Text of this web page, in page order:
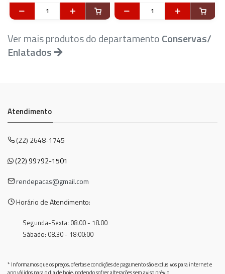
Ver mais produtos do departamentoConservas/
Enlatados
Atendimento
(22) 2648-1745
(22) 99792-1501
rendepacas@gmail.com
Horário de Atendimento:
Segunda-Sexta: 08.00 - 18.00
Sábado: 08.30 - 18:00:00
* Informamos que os preços, ofertas e condições de pagamento são exclusivos para internet e